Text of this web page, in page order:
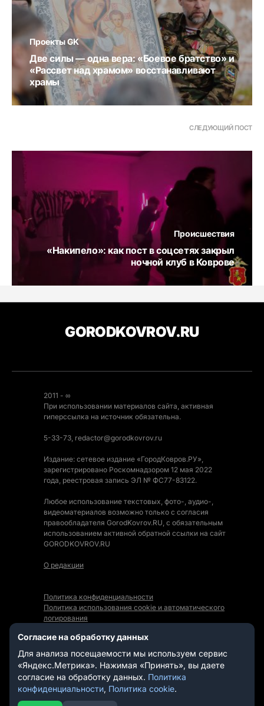
Проекты GK
Две силы — одна вера: «Боевое братство» и
«Рассвет над храмом» восстанавливают
храмы
СЛЕДУЮЩИЙ ПОСТ
Происшествия
«Накипело»: как пост в соцсетях закрыл
ночной клуб в Коврове
GORODKOVROV.RU
2011 - ∞
При использовании материалов сайта, активная
гиперссылка на источник обязательна.
5-33-73, redactor@gorodkovrov.ru
Издание: сетевое издание «ГородКовров.РУ»,
зарегистрировано Роскомнадзором 12 мая 2022
года, реестровая запись ЭЛ № ФС77-83122.
Любое использование текстовых, фото-, аудио-,
видеоматериалов возможно только с согласия
правообладателя GorodKovrov.RU, с обязательным
использованием активной обратной ссылки на сайт
GORODKOVROV.RU
О редакции
Политика конфиденциальности
Политика использования cookie и автоматического
логирования
Мы в социальных сетях:
СТАТЬИ
Согласие на обработку данных
Для анализа посещаемости мы используем сервис
«Яндекс.Метрика». Нажимая «Принять», вы даете
согласие на обработку данных. Политика
конфиденциальности, Политика cookie.